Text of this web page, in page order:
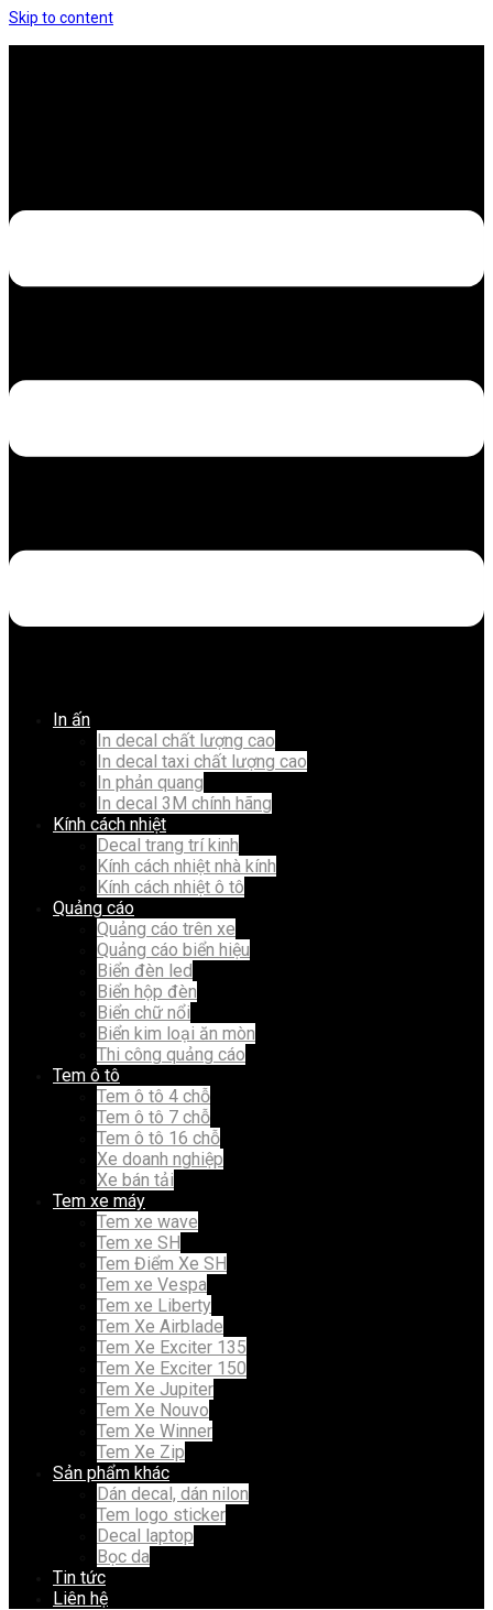
Skip to content
In ấn
In decal chất lượng cao
In decal taxi chất lượng cao
In phản quang
In decal 3M chính hãng
Kính cách nhiệt
Decal trang trí kinh
Kính cách nhiệt nhà kính
Kính cách nhiệt ô tô
Quảng cáo
Quảng cáo trên xe
Quảng cáo biển hiệu
Biển đèn led
Biển hộp đèn
Biển chữ nổi
Biển kim loại ăn mòn
Thi công quảng cáo
Tem ô tô
Tem ô tô 4 chỗ
Tem ô tô 7 chỗ
Tem ô tô 16 chỗ
Xe doanh nghiệp
Xe bán tải
Tem xe máy
Tem xe wave
Tem xe SH
Tem Điểm Xe SH
Tem xe Vespa
Tem xe Liberty
Tem Xe Airblade
Tem Xe Exciter 135
Tem Xe Exciter 150
Tem Xe Jupiter
Tem Xe Nouvo
Tem Xe Winner
Tem Xe Zip
Sản phẩm khác
Dán decal, dán nilon
Tem logo sticker
Decal laptop
Bọc da
Tin tức
Liên hệ